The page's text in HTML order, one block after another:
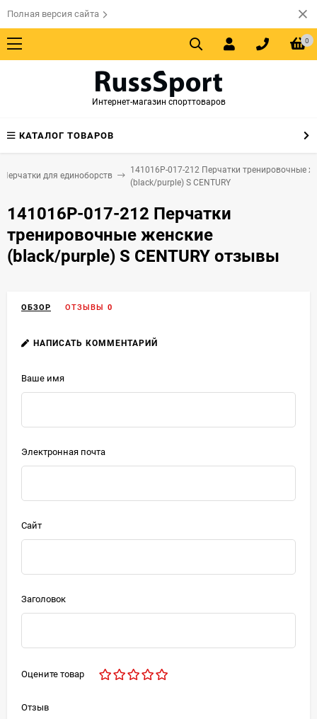
Полная версия сайта
0
Интернет-магазин спорттоваров
КАТАЛОГ ТОВАРОВ
Перчатки для единоборств
141016P-017-212 Перчатки тренировочные
(black/purple) S CENTURY
141016P-017-212 Перчатки
тренировочные женские
(black/purple) S CENTURY отзывы
ОБЗОР ОТЗЫВЫ 0
НАПИСАТЬ КОММЕНТАРИЙ
Ваше имя
Электронная почта
Сайт
Заголовок
Оцените товар
Отзыв